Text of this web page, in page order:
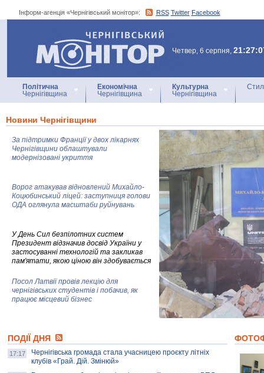
Інформ-агенція «Чернігівський монітор»: RSS Twitter Facebook
Інформ-агенція
«Чернігівський монітор»
Четвер, 6 серпня,
Політична
Чернігівщина
Економічна
Чернігівщина
Культурна
Чернігівщина
Новини Чернігівщини
За підтримки Франції у двох лікарнях
Чернігівщини облаштували
модернізовані укриття
Ворог атакував відновлений Михайло-
Коцюбинський ліцей: заступниця голови
ОДА оглянула масштаби руйнувань
У День Сил безпілотних систем
Президент відзначив досвід України у
застосуванні технологій та закликав
пам'ятати, якою ціною він здобувається
Посол Латвії провів лекцію для
чернігівських студентів і побачив, як
працює місцевий бізнес
колекцію про війну, емоції та тварин
ПОДІЇ ДНЯ
17:17
Чернігівська громада стала учасницею проєкту літніх
клубів «Грай. Дій. Змінюй»